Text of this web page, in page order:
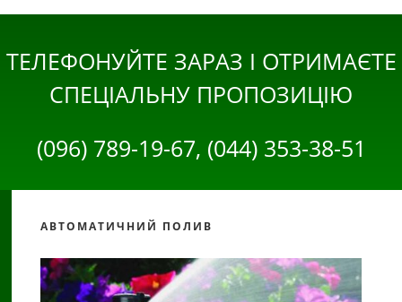
ТЕЛЕФОНУЙТЕ ЗАРАЗ І ОТРИМАЄТЕ
СПЕЦІАЛЬНУ ПРОПОЗИЦІЮ
(096) 789-19-67, (044) 353-38-51
АВТОМАТИЧНИЙ ПОЛИВ